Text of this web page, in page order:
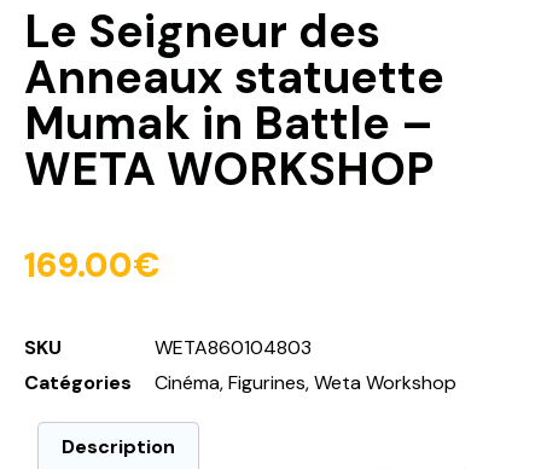
Le Seigneur des
Anneaux statuette
Mumak in Battle –
WETA WORKSHOP
169.00€
SKU
WETA860104803
Catégories
Cinéma,Figurines,Weta Workshop
Description